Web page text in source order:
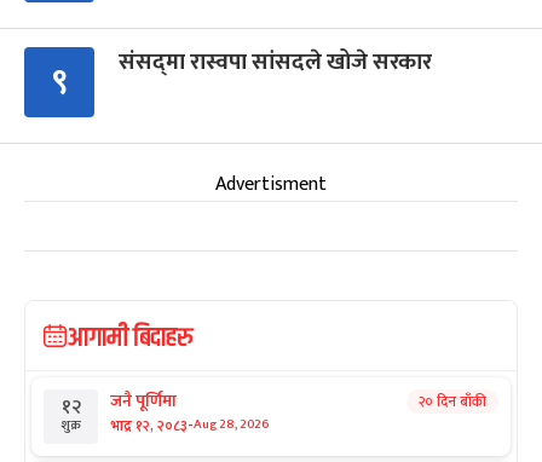
९ संसद्‍मा रास्वपा सांसदले खोजे सरकार
Advertisment
आगामी बिदाहरु
१२
शुक्र
जनै पूर्णिमा
भाद्र १२, २०८३-Aug 28, 2026
२० दिन बाँकी